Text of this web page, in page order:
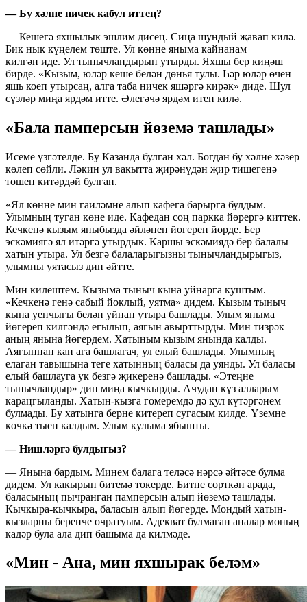
— Бу хәлне ничек кабул иттең?
— Кешегә яхшылык эшлим дисең. Сиңа шундый җавап килә.
Бик нык күңелем төште. Ул көнне яныма кайнанам
килгән иде. Ул тынычландырып утырды. Яхшы бер киңәш
бирде. «Кызым, юләр кеше белән дөнья тулы. Һәр юләр өчен
яшь коеп утырсаң, алга таба ничек яшәргә кирәк» диде. Шул
сүзләр миңа ярдәм итте. Әлегәчә ярдәм итеп килә.
«Бала памперсын йөземә ташлады»
Исеме үзгәтелде. Бу Казанда булган хәл. Богдан бу хәлне хәзер
көлеп сөйли. Ләкин ул вакытта җирәнүдән җир тишегенә
төшеп китәрдәй булган.
«Ял көнне мин гаиләмне алып кафега барырга булдым.
Улымның туган көне иде. Кафедан соң паркка йөрергә киттек.
Кечкенә кызым яныбызда әйләнеп йөгереп йөрде. Бер
эскәмиягә ял итәргә утырдык. Каршы эскәмиядә бер балалы
хатын утыра. Ул безгә балаларыгызны тынычландырыгыз,
улымны уятасыз дип әйтте.
Мин килештем. Кызыма тыныч кына уйнарга куштым.
«Кечкенә генә сабый йоклый, уятма» дидем. Кызым тыныч
кына уенчыгы белән уйнап утыра башлады. Улым яныма
йөгереп килгәндә егылып, аягын авырттырды. Мин тизрәк
аның янына йөгердем. Хатыным кызым янында калды.
Аягыннан кан ага башлагач, ул елый башлады. Улымның
елаган тавышына теге хатынның баласы да уянды. Ул баласы
елый башлауга ук безгә җикеренә башлады. «Этеңне
тынычландыр» дип миңа кычкырды. Ачудан күз алларым
караңгыланды. Хатын-кызга гомеремдә дә кул күтәргәнем
булмады. Бу хатынга берне китереп сугасым килде. Үземне
көчкә тыеп калдым. Улым кулыма ябышты.
— Нишләргә булдыгыз?
— Янына бардым. Минем балага теләсә нәрсә әйтәсе булма
дидем. Ул какырып битемә төкерде. Битне сөрткән арада,
баласының пычранган памперсын алып йөземә ташлады.
Кычкыра-кычкыра, баласын алып йөгерде. Мондый хатын-
кызларны беренче очратуым. Адекват булмаган аналар моның
кадәр була ала дип башыма да килмәде.
«Мин - Ана, мин яхшырак беләм»